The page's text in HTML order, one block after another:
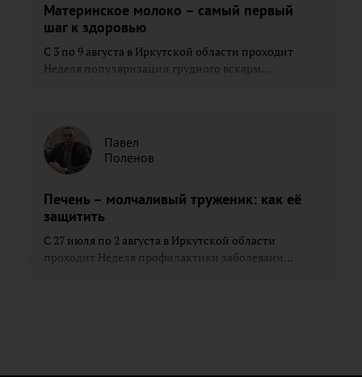
Материнское молоко – самый первый
шаг к здоровью
С 3 по 9 августа в Иркутской области проходит
Неделя популяризации грудного вскарм...
Павел
Поленов
Печень – молчаливый труженик: как её
защитить
С 27 июля по 2 августа в Иркутской области
проходит Неделя профилактики заболевани...